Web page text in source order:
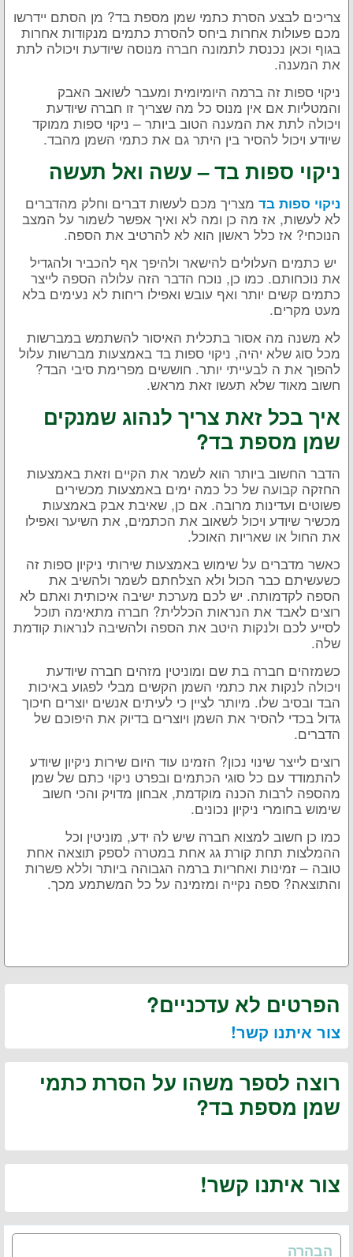
צריכים לבצע הסרת כתמי שמן מספת בד? מן הסתם יידרשו
מכם פעולות אחרות ביחס להסרת כתמים מנקודות אחרות
בגוף וכאן נכנסת לתמונה חברה מנוסה שיודעת ויכולה לתת
את המענה.
ניקוי ספות זה ברמה היומיומית ומעבר לשואב האבק
והמטליות אם אין מנוס כל מה שצריך זו חברה שיודעת
ויכולה לתת את המענה הטוב ביותר – ניקוי ספות ממוקד
שיודע ויכול להסיר בין היתר גם את כתמי השמן מהבד.
ניקוי ספות בד – עשה ואל תעשה
ניקוי ספות בד מצריך מכם לעשות דברים וחלק מהדברים
לא לעשות, אז מה כן ומה לא ואיך אפשר לשמור על המצב
הנוכחי? אז כלל ראשון הוא לא להרטיב את הספה.
יש כתמים העלולים להישאר ולהיפך אף להכביר ולהגדיל
את נוכחותם. כמו כן, נוכח הדבר הזה עלולה הספה לייצר
כתמים קשים יותר ואף עובש ואפילו ריחות לא נעימים בלא
מעט מקרים.
לא משנה מה אסור בתכלית האיסור להשתמש במברשות
מכל סוג שלא יהיה, ניקוי ספות בד באמצעות מברשות עלול
להפוך את ה לבעייתי יותר. חוששים מפרימת סיבי הבד?
חשוב מאוד שלא תעשו זאת מראש.
איך בכל זאת צריך לנהוג שמנקים
שמן מספת בד?
הדבר החשוב ביותר הוא לשמר את הקיים וזאת באמצעות
החזקה קבועה של כל כמה ימים באמצעות מכשירים
פשוטים ועדינות מרובה. אם כן, שאיבת אבק באמצעות
מכשיר שיודע ויכול לשאוב את הכתמים, את השיער ואפילו
את החול או שאריות האוכל.
כאשר מדברים על שימוש באמצעות שירותי ניקיון ספות זה
כשעשיתם כבר הכול ולא הצלחתם לשמר ולהשיב את
הספה לקדמותה. יש לכם מערכת ישיבה איכותית ואתם לא
רוצים לאבד את הנראות הכללית? חברה מתאימה תוכל
לסייע לכם ולנקות היטב את הספה ולהשיבה לנראות קודמת
שלה.
כשמזהים חברה בת שם ומוניטין מזהים חברה שיודעת
ויכולה לנקות את כתמי השמן הקשים מבלי לפגוע באיכות
הבד ובסיב שלו. מיותר לציין כי לעיתים אנשים יוצרים חיכוך
גדול בכדי להסיר את השמן ויוצרים בדיוק את היפוכם של
הדברים.
רוצים לייצר שינוי נכון? הזמינו עוד היום שירות ניקיון שיודע
להתמודד עם כל סוגי הכתמים ובפרט ניקוי כתם של שמן
מהספה לרבות הכנה מוקדמת, אבחון מדויק והכי חשוב
שימוש בחומרי ניקיון נכונים.
כמו כן חשוב למצוא חברה שיש לה ידע, מוניטין וכל
ההמלצות תחת קורת גג אחת במטרה לספק תוצאה אחת
טובה – זמינות ואחריות ברמה הגבוהה ביותר וללא פשרות
והתוצאה? ספה נקייה ומזמינה על כל המשתמע מכך.
הפרטים לא עדכניים?
צור איתנו קשר!
רוצה לספר משהו על הסרת כתמי
שמן מספת בד?
צור איתנו קשר!
הבהרה